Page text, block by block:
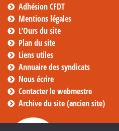
Adhésion CFDT
Mentions légales
L’Ours du site
Plan du site
Liens utiles
Annuaire des syndicats
Nous écrire
Contacter le webmestre
Archive du site (ancien site)